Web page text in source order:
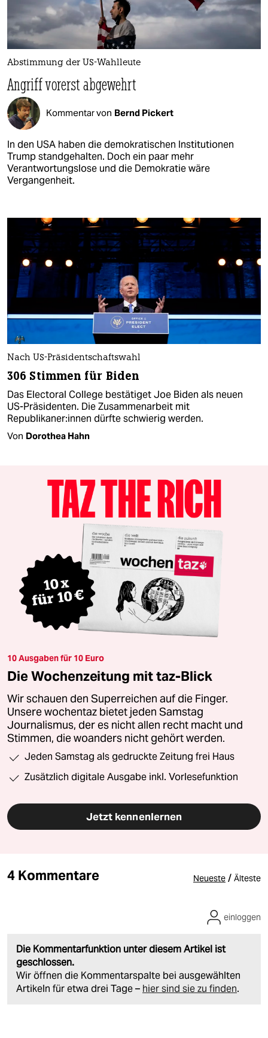
Abstimmung der US-Wahlleute
Angriff vorerst abgewehrt
Kommentar von Bernd Pickert
In den USA haben die demokratischen Institutionen
Trump standgehalten. Doch ein paar mehr
Verantwortungslose und die Demokratie wäre
Vergangenheit.
Nach US-Präsidentschaftswahl
306 Stimmen für Biden
Das Electoral College bestätiget Joe Biden als neuen
US-Präsidenten. Die Zusammenarbeit mit
Republikaner:innen dürfte schwierig werden.
Von Dorothea Hahn
10 Ausgaben für 10 Euro
Die Wochenzeitung mit taz-Blick
Wir schauen den Superreichen auf die Finger.
Unsere wochentaz bietet jeden Samstag
Journalismus, der es nicht allen recht macht und
Stimmen, die woanders nicht gehört werden.
Jeden Samstag als gedruckte Zeitung frei Haus
Zusätzlich digitale Ausgabe inkl. Vorlesefunktion
Jetzt kennenlernen
4 Kommentare Neueste / Älteste
Die Kommentarfunktion unter diesem Artikel ist
geschlossen.
Wir öffnen die Kommentarspalte bei ausgewählten
Artikeln für etwa drei Tage – hier sind sie zu finden.
einloggen